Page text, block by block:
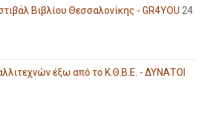
Βιβλίου Θεσσαλονίκης - GR4YOU 24
έξω από το Κ.Θ.Β.Ε. - ΔΥΝΑΤΟΙ